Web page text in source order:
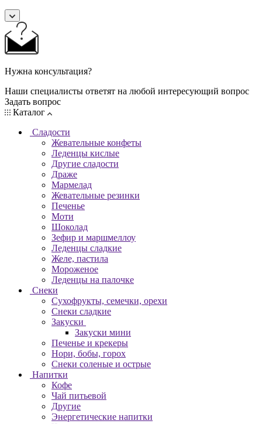
Нужна консультация?
Наши специалисты ответят на любой интересующий вопрос
Задать вопрос
Каталог
Сладости
Жевательные конфеты
Леденцы кислые
Другие сладости
Драже
Мармелад
Жевательные резинки
Печенье
Моти
Шоколад
Зефир и маршмеллоу
Леденцы сладкие
Желе, пастила
Мороженое
Леденцы на палочке
Снеки
Сухофрукты, семечки, орехи
Снеки сладкие
Закуски
Закуски мини
Печенье и крекеры
Нори, бобы, горох
Снеки соленые и острые
Напитки
Кофе
Чай питьевой
Другие
Энергетические напитки